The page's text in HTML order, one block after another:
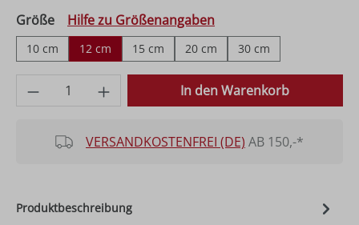
Größeauswählen
Hilfe zu Größenangaben
10 cm 12 cm 15 cm 20 cm 30 cm
Produkt Anzahl: Gib den gewünschten
In den Warenkorb
VERSANDKOSTENFREI (DE) AB 150,-*
Produktbeschreibung